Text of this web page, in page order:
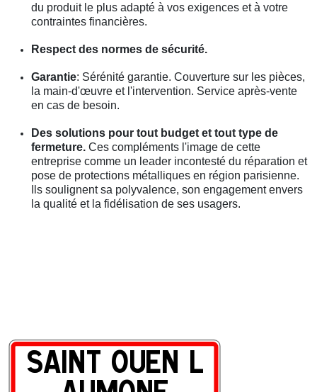
du produit le plus adapté à vos exigences et à votre
contraintes financières.
Respect des normes de sécurité.
Garantie: Sérénité garantie. Couverture sur les pièces,
la main-d'œuvre et l'intervention. Service après-vente
en cas de besoin.
Des solutions pour tout budget et tout type de
fermeture. Ces compléments l'image de cette
entreprise comme un leader incontesté du réparation et
pose de protections métalliques en région parisienne.
Ils soulignent sa polyvalence, son engagement envers
la qualité et la fidélisation de ses usagers.